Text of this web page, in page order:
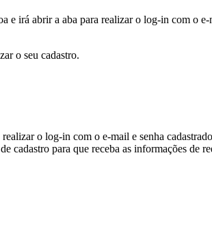
irá abrir a aba para realizar o log-in com o
o seu cadastro.
o log-in com o e-mail e senha
para que receba as informações de